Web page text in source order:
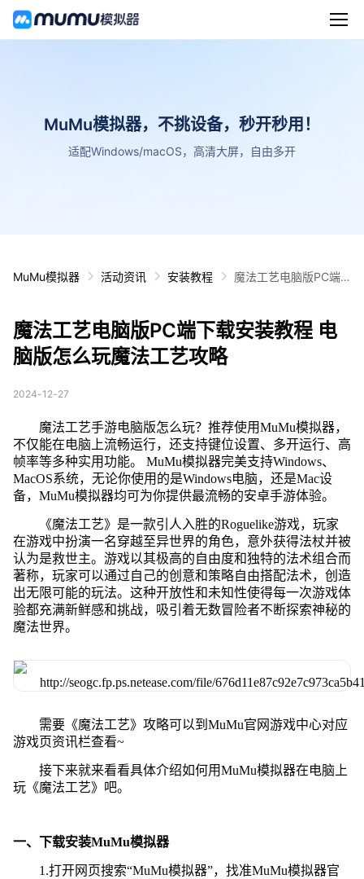
MuMu模拟器，不挑设备，秒开秒用！
适配Windows/macOS，高清大屏，自由多开
MuMu模拟器 活动资讯 安装教程
魔法工艺电脑版PC端
魔法工艺电脑版PC端下载安装教程 电
脑版怎么玩魔法工艺攻略
2024-12-27
魔法工艺手游电脑版怎么玩？推荐使用MuMu模拟器，
不仅能在电脑上流畅运行，还支持键位设置、多开运行、高
帧率等多种实用功能。 MuMu模拟器完美支持Windows、
MacOS系统，无论你使用的是Windows电脑，还是Mac设
备，MuMu模拟器均可为你提供最流畅的安卓手游体验。
《魔法工艺》是一款引人入胜的Roguelike游戏，玩家
在游戏中扮演一名穿越至异世界的角色，意外获得法杖并被
认为是救世主。游戏以其极高的自由度和独特的法术组合而
著称，玩家可以通过自己的创意和策略自由搭配法术，创造
出无限可能的玩法。这种开放性和未知性使得每一次游戏体
验都充满新鲜感和挑战，吸引着无数冒险者不断探索神秘的
魔法世界。
需要《魔法工艺》攻略可以到MuMu官网游戏中心对应
游戏页资讯栏查看~
接下来就来看看具体介绍如何用MuMu模拟器在电脑上
玩《魔法工艺》吧。
一、下载安装MuMu模拟器
1.打开网页搜索“MuMu模拟器”，找准MuMu模拟器官